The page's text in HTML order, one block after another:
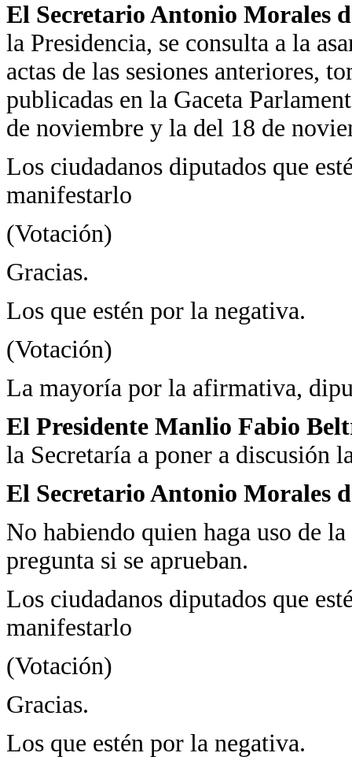
El Secretario Antonio Morales
la Presidencia, se consulta a la
actas de las sesiones anteriores,
publicadas en la Gaceta
de noviembre y la del 18 de
Los ciudadanos diputados que
manifestarlo
(Votación)
Gracias.
Los que estén por la negativa.
(Votación)
La mayoría por la afirmativa,
El Presidente Manlio Fabio
la Secretaría a poner a discusión
El Secretario Antonio Morales
No habiendo quien haga uso de
pregunta si se aprueban.
Los ciudadanos diputados que
manifestarlo
(Votación)
Gracias.
Los que estén por la negativa.